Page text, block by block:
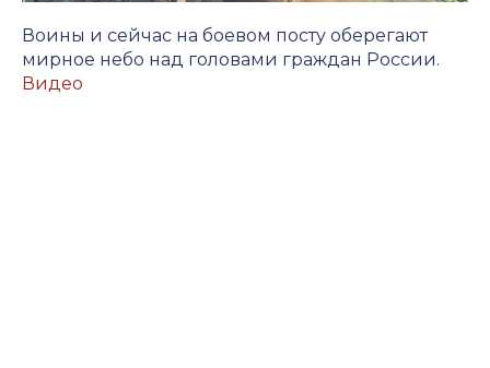
Воины и сейчас на боевом посту оберегают
мирное небо над головами граждан России.
Видео